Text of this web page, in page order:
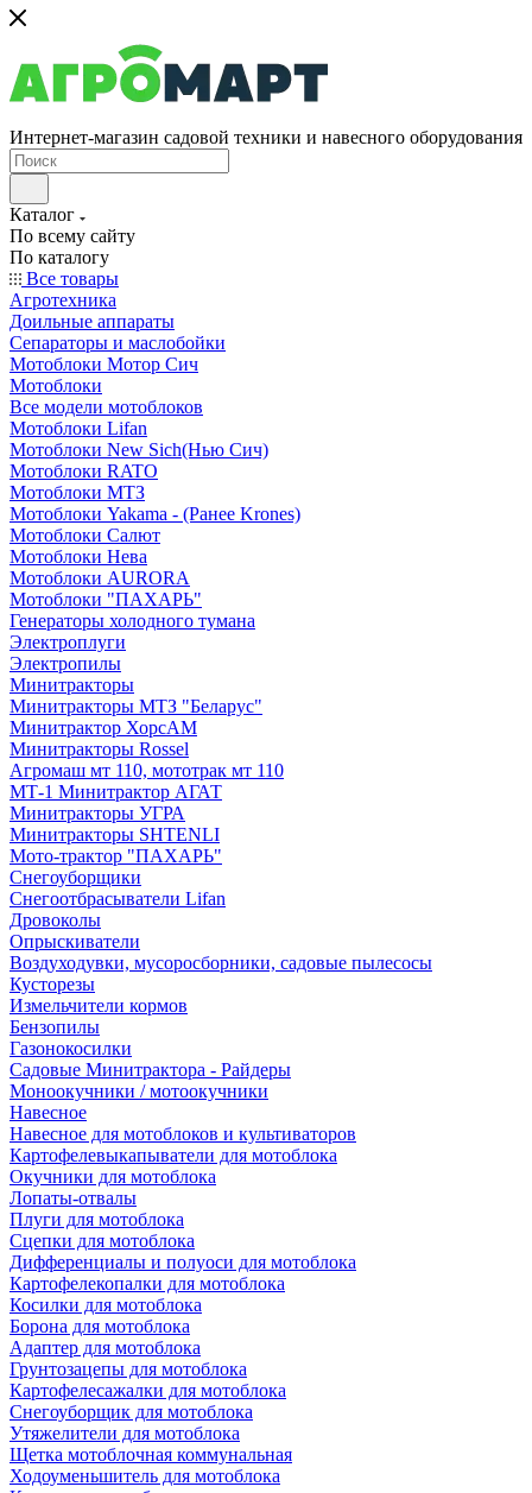
Интернет-магазин садовой техники и навесного оборудования
Каталог
По всему сайту
По каталогу
Все товары
Агротехника
Доильные аппараты
Сепараторы и маслобойки
Мотоблоки Мотор Сич
Мотоблоки
Все модели мотоблоков
Мотоблоки Lifan
Мотоблоки New Sich(Нью Сич)
Мотоблоки RATO
Мотоблоки МТЗ
Мотоблоки Yakama - (Ранее Krones)
Мотоблоки Салют
Мотоблоки Нева
Мотоблоки AURORA
Мотоблоки "ПАХАРЬ"
Генераторы холодного тумана
Электроплуги
Электропилы
Минитракторы
Минитракторы МТЗ "Беларус"
Минитрактор ХорсАМ
Минитракторы Rossel
Агромаш мт 110, мототрак мт 110
МТ-1 Минитрактор АГАТ
Минитракторы УГРА
Минитракторы SHTENLI
Мото-трактор "ПАХАРЬ"
Снегоуборщики
Снегоотбрасыватели Lifan
Дровоколы
Опрыскиватели
Воздуходувки, мусоросборники, cадовые пылесосы
Кусторезы
Измельчители кормов
Бензопилы
Газонокосилки
Садовые Минитрактора - Райдеры
Моноокучники / мотоокучники
Навесное
Навесное для мотоблоков и культиваторов
Картофелевыкапыватели для мотоблока
Окучники для мотоблока
Лопаты-отвалы
Плуги для мотоблока
Сцепки для мотоблока
Дифференциалы и полуоси для мотоблока
Картофелекопалки для мотоблока
Косилки для мотоблока
Борона для мотоблока
Адаптер для мотоблока
Грунтозацепы для мотоблока
Картофелесажалки для мотоблока
Снегоуборщик для мотоблока
Утяжелители для мотоблока
Щетка мотоблочная коммунальная
Ходоуменьшитель для мотоблока